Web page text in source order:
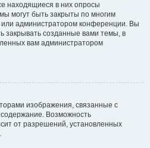
находящиеся в них опросы
могут быть закрыты по многим
администратором конференции. Вы
закрывать созданные вами темы, в
вам администратором
изображения, связанные с
Возможность
от разрешений, установленных